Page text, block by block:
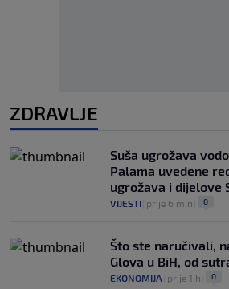
ZDRAVLJE
Suša ugrožava
Palama uvedene
ugrožava i dijelove
VIJESTI prije 6 min 0
Što ste naručivali,
Glova u BiH, od
EKONOMIJA prije 1 h 0